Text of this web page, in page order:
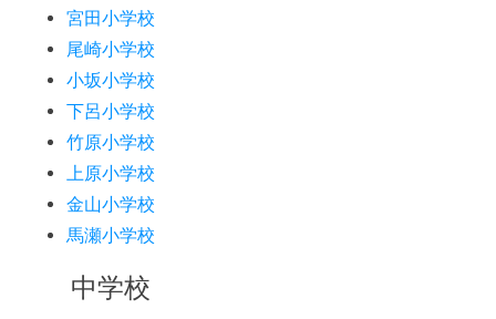
宮田小学校
尾崎小学校
小坂小学校
下呂小学校
竹原小学校
上原小学校
金山小学校
馬瀬小学校
中学校